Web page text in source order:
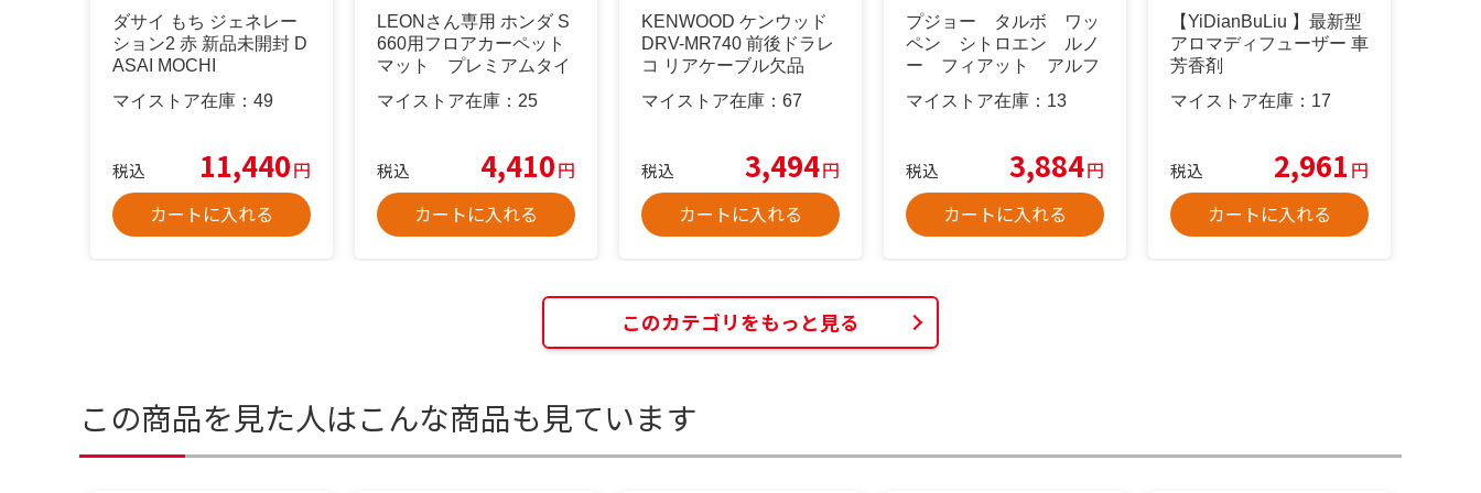
ダサイ もち ジェネレー
ション2 赤 新品未開封 D
ASAI MOCHI
マイストア在庫： 49
税込 11,440円
カートに入れる
LEONさん専用 ホンダ S
660用フロアカーペット
マット プレミアムタイ
マイストア在庫： 25
税込 4,410円
カートに入れる
KENWOOD ケンウッド
DRV-MR740 前後ドラレ
コ リアケーブル欠品
マイストア在庫： 67
税込 3,494円
カートに入れる
プジョー タルボ ワッ
ペン シトロエン ルノ
ー フィアット アルフ
マイストア在庫： 13
税込 3,884円
カートに入れる
【YiDianBuLiu 】最新型
アロマディフューザー 車
芳香剤
マイストア在庫： 17
税込 2,961 円
カートに入れる
このカテゴリをもっと見る
この商品を見た人はこんな商品も見ています